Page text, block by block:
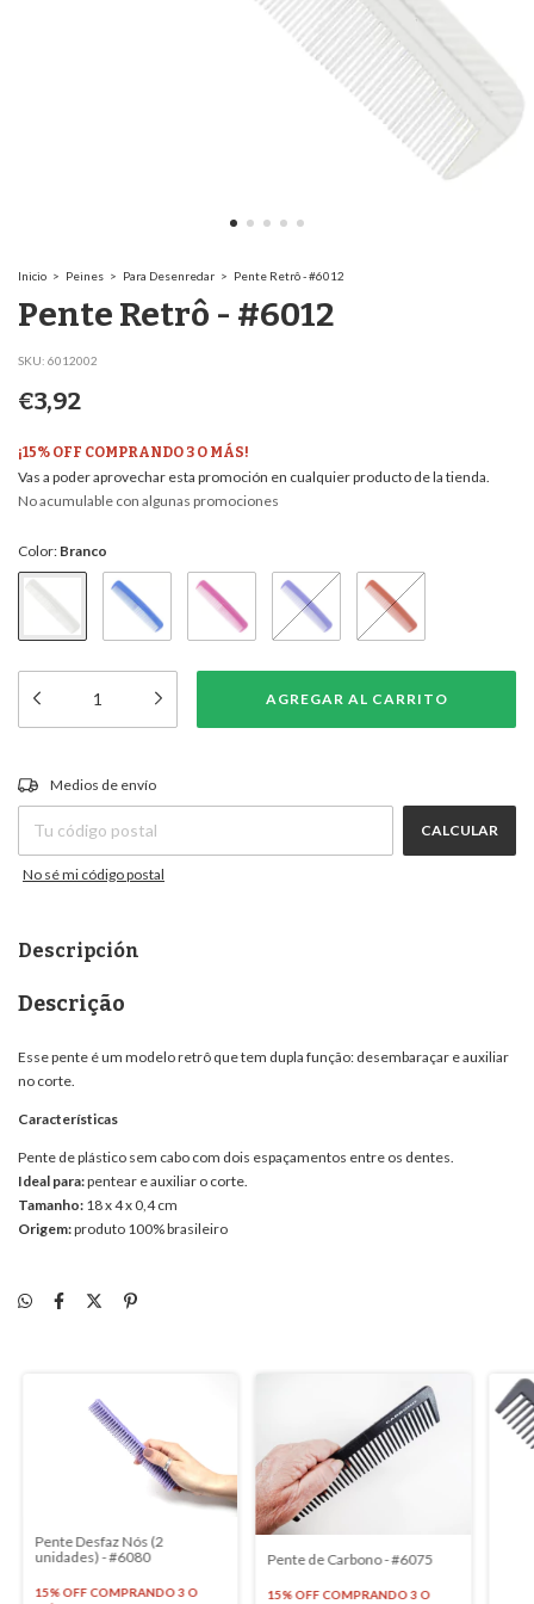
Inicio > Peines > Para Desenredar > Pente Retrô - #6012
Pente Retrô - #6012
SKU: 6012002
€3,92
¡15% OFF COMPRANDO 3 O MÁS!
Vas a poder aprovechar esta promoción en cualquier producto de la tienda.
No acumulable con algunas promociones
Color: Branco
Entregas para el CP:
Medios de envío
CALCULAR
No sé mi código postal
Descripción
Descrição
Esse pente é um modelo retrô que tem dupla função: desembaraçar e auxiliar
no corte.
Características
Pente de plástico sem cabo com dois espaçamentos entre os dentes.
Ideal para:pentear e auxiliar o corte.
Tamanho: 18 x 4 x 0,4 cm
Origem:produto 100% brasileiro
Pente Desfaz Nós (2
unidades) - #6080
15% OFFCOMPRANDO 3 O
Pente de Carbono - #6075
15% OFF COMPRANDO 3 O